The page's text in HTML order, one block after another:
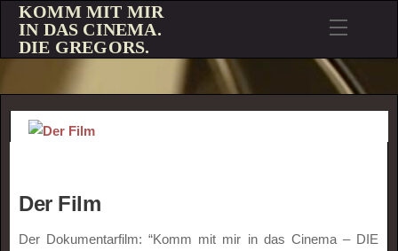
KOMM MIT MIR
IN DAS CINEMA.
DIE GREGORS.
Der Film
Der Dokumentarfilm: “Komm mit mir in das Cinema – DIE